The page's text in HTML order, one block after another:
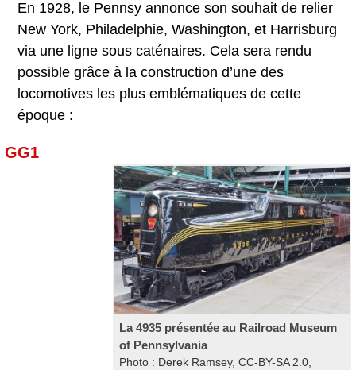
En 1928, le Pennsy annonce son souhait de relier
New York, Philadelphie, Washington, et Harrisburg
via une ligne sous caténaires. Cela sera rendu
possible grâce à la construction d’une des
locomotives les plus emblématiques de cette
époque :
GG1
La 4935 présentée au Railroad Museum
of Pennsylvania
Photo : Derek Ramsey, CC-BY-SA 2.0,